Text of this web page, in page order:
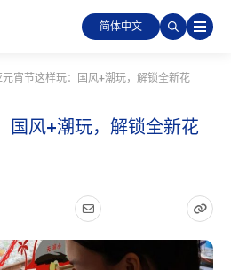
简体中文
元宵节这样玩：国风+潮玩，解锁全新花
国风+潮玩，解锁全新花